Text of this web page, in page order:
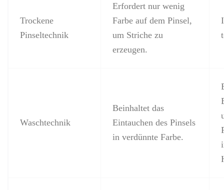
Trockene
Pinseltechnik
Erfordert nur wenig
Farbe auf dem Pinsel,
um Striche zu
erzeugen.
Waschtechnik
Beinhaltet das
Eintauchen des Pinsels
in verdünnte Farbe.